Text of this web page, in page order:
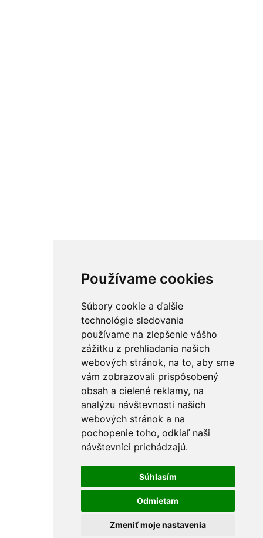
Používame cookies
Súbory cookie a ďalšie
technológie sledovania
používame na zlepšenie vášho
zážitku z prehliadania našich
webových stránok, na to, aby sme
vám zobrazovali prispôsobený
obsah a cielené reklamy, na
analýzu návštevnosti našich
webových stránok a na
pochopenie toho, odkiaľ naši
návštevníci prichádzajú.
Súhlasím
Odmietam
Zmeniť moje nastavenia